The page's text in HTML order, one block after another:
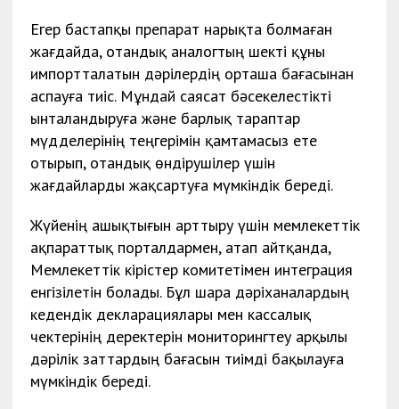
Егер бастапқы препарат нарықта болмаған
жағдайда, отандық аналогтың шекті құны
импортталатын дәрілердің орташа бағасынан
аспауға тиіс. Мұндай саясат бәсекелестікті
ынталандыруға және барлық тараптар
мүдделерінің теңгерімін қамтамасыз ете
отырып, отандық өндірушілер үшін
жағдайларды жақсартуға мүмкіндік береді.
Жүйенің ашықтығын арттыру үшін мемлекеттік
ақпараттық порталдармен, атап айтқанда,
Мемлекеттік кірістер комитетімен интеграция
енгізілетін болады. Бұл шара дәріханалардың
кедендік декларациялары мен кассалық
чектерінің деректерін мониторингтеу арқылы
дәрілік заттардың бағасын тиімді бақылауға
мүмкіндік береді.